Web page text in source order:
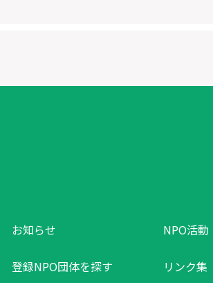
お知らせ NPO活動
登録NPO団体を探す リンク集